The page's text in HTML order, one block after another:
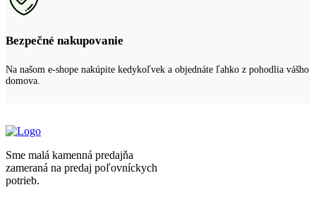
Bezpečné nakupovanie
Na našom e-shope nakúpite kedykoľvek a objednáte ľahko z pohodlia vášho
domova.
Sme malá kamenná predajňa
zameraná na predaj poľovníckych
potrieb.